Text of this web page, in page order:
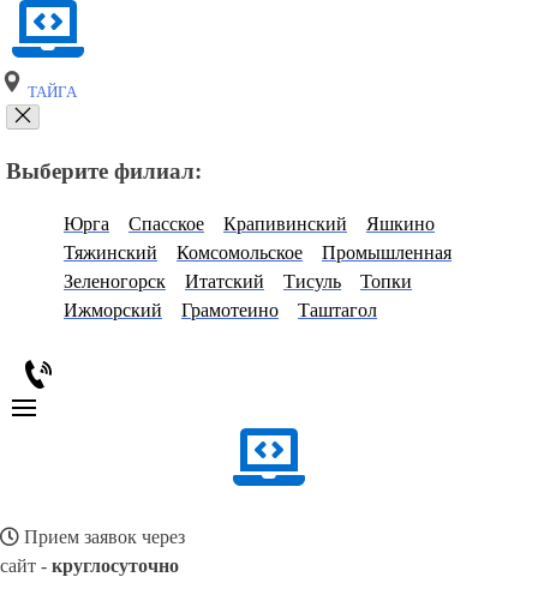
ТАЙГА
Выберите филиал:
Юрга Спасское Крапивинский
Яшкино
Тяжинский
Комсомольское
Промышленная
Зеленогорск
Итатский Тисуль
Топки
Ижморский
Грамотеино Таштагол
Прием заявок через
сайт - круглосуточно